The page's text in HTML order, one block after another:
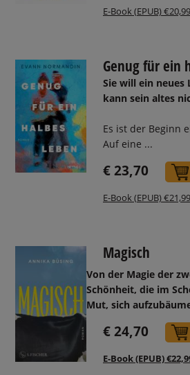
E-Book (EPUB) €20,99
Genug für ein
Sie will ein neues
kann sein altes
Es ist der Beginn
Auf eine ...
€ 23,70
E-Book (EPUB) €21,99
Magisch
Von der Magie der
Schönheit, die im
Mut, sich
€ 24,70
E-Book (EPUB)